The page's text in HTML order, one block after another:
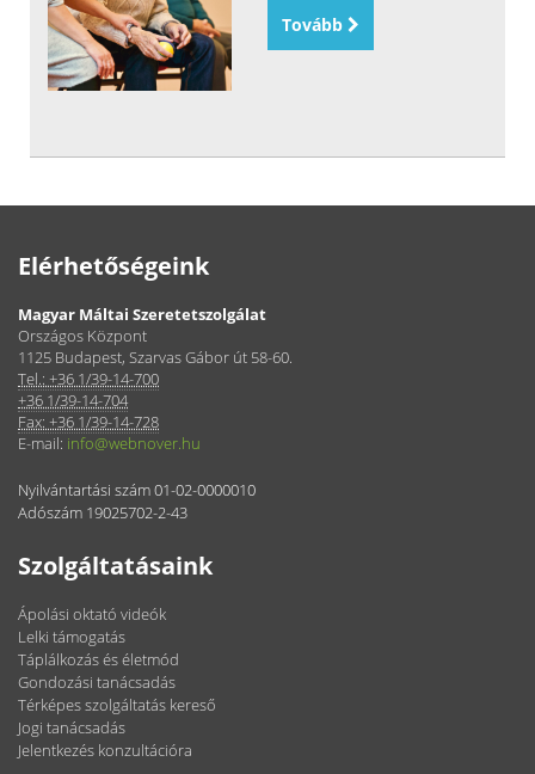
Tovább
Elérhetőségeink
Magyar Máltai Szeretetszolgálat
Országos Központ
1125 Budapest, Szarvas Gábor út 58-60.
Tel.: +36 1/39-14-700
+36 1/39-14-704
Fax: +36 1/39-14-728
E-mail: info@webnover.hu
Nyilvántartási szám 01-02-0000010
Adószám 19025702-2-43
Szolgáltatásaink
Ápolási oktató videók
Lelki támogatás
Táplálkozás és életmód
Gondozási tanácsadás
Térképes szolgáltatás kereső
Jogi tanácsadás
Jelentkezés konzultációra